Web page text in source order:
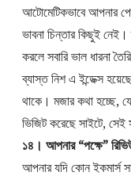
আটোমেটিকভাবে আপনার
ভাবনা চিন্তার কিছুই নেই।
করলে সবারি ভাল ধারনা
ব্যাস্ত নিশ এ ইন্ডেক্স
থাকে। মজার কথা হচ্ছে,
ভিজিট করেছে সাইটে, সেই
১৪। আপনার “পক্ষে”
আপনার যদি কোন ইকমার্স